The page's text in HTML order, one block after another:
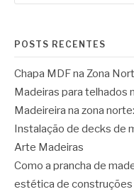
POSTS RECENTES
Chapa MDF na Zona
Madeiras para telhados
Madeireira na zona
Instalação de decks de
Arte Madeiras
Como a prancha de
estética de